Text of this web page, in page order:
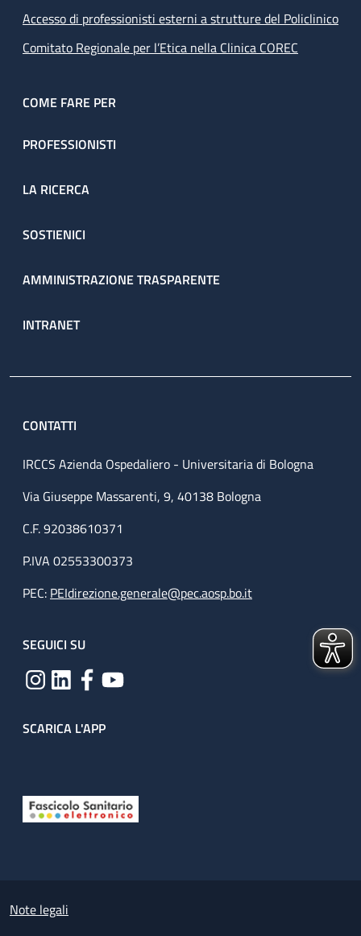
Accesso di professionisti esterni a strutture del Policlinico
Comitato Regionale per l’Etica nella Clinica COREC
COME FARE PER
PROFESSIONISTI
LA RICERCA
SOSTIENICI
AMMINISTRAZIONE TRASPARENTE
INTRANET
CONTATTI
IRCCS Azienda Ospedaliero - Universitaria di Bologna
Via Giuseppe Massarenti, 9, 40138 Bologna
C.F. 92038610371
P.IVA 02553300373
PEC: PEIdirezione.generale@pec.aosp.bo.it
SEGUICI SU
SCARICA L'APP
Small prints
Note legali